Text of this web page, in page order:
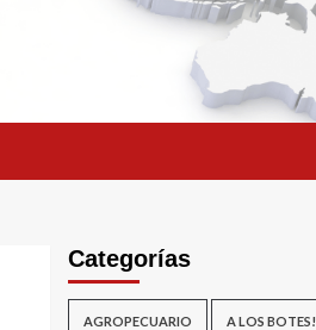
Categorías
AGROPECUARIO A LOS BOTES!